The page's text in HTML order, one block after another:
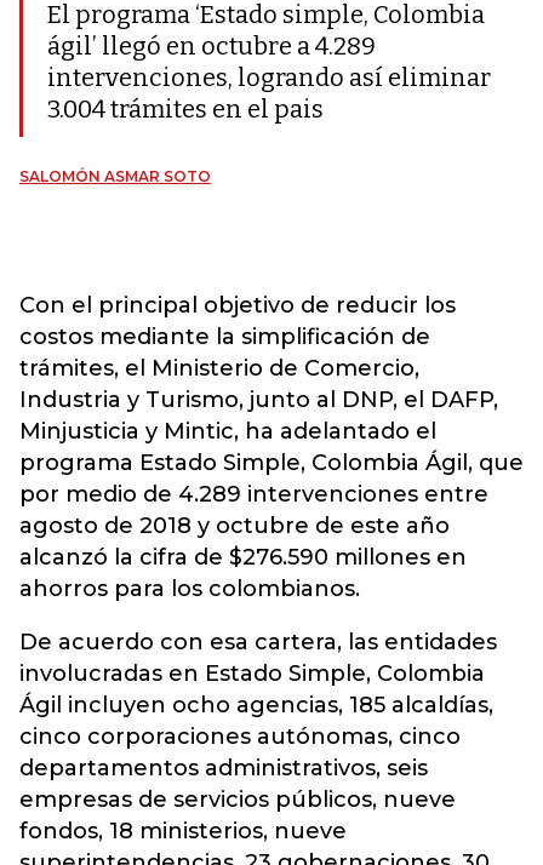
El programa ‘Estado simple, Colombia
ágil’ llegó en octubre a 4.289
intervenciones, logrando así eliminar
3.004 trámites en el pais
SALOMÓN ASMAR SOTO
Con el principal objetivo de reducir los
costos mediante la simplificación de
trámites, el Ministerio de Comercio,
Industria y Turismo, junto al DNP, el DAFP,
Minjusticia y Mintic, ha adelantado el
programa Estado Simple, Colombia Ágil, que
por medio de 4.289 intervenciones entre
agosto de 2018 y octubre de este año
alcanzó la cifra de $276.590 millones en
ahorros para los colombianos.
De acuerdo con esa cartera, las entidades
involucradas en Estado Simple, Colombia
Ágil incluyen ocho agencias, 185 alcaldías,
cinco corporaciones autónomas, cinco
departamentos administrativos, seis
empresas de servicios públicos, nueve
fondos, 18 ministerios, nueve